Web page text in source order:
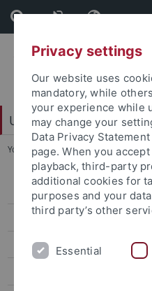
Skip
to
content
Skip
to
footer
University Library
You are here: Home ...
Bereichsbibliothek
Digitalisierungszentrum
Dokumentlieferung
Privacy settings
Our website uses
mandatory, while
your experience while
may change your
Data Privacy
page. When you
playback, third-party
additional cookies for
purposes and your
third party’s other
Essential